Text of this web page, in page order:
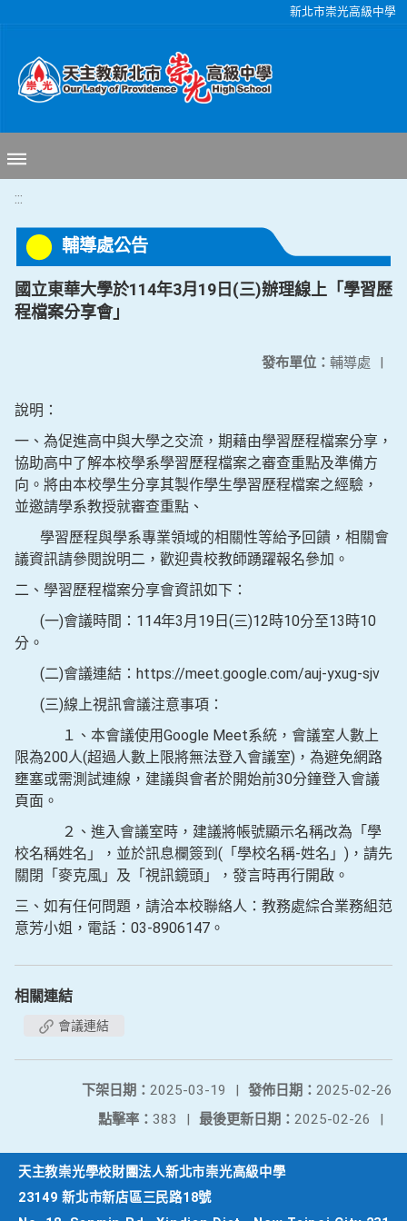
新北市崇光高級中學
:::
輔導處公告
國立東華大學於114年3月19日(三)辦理線上「學習歷
程檔案分享會」
發布單位： 輔導處 |
說明：
一、為促進高中與大學之交流，期藉由學習歷程檔案分享，
協助高中了解本校學系學習歷程檔案之審查重點及準備方
向。將由本校學生分享其製作學生學習歷程檔案之經驗，
並邀請學系教授就審查重點、
學習歷程與學系專業領域的相關性等給予回饋，相關會
議資訊請參閱說明二，歡迎貴校教師踴躍報名參加。
二、學習歷程檔案分享會資訊如下：
(一)會議時間：114年3月19日(三)12時10分至13時10
分。
(二)會議連結：https://meet.google.com/auj-yxug-sjv
(三)線上視訊會議注意事項：
１、本會議使用Google Meet系統，會議室人數上
限為200人(超過人數上限將無法登入會議室)，為避免網路
壅塞或需測試連線，建議與會者於開始前30分鐘登入會議
頁面。
２、進入會議室時，建議將帳號顯示名稱改為「學
校名稱姓名」，並於訊息欄簽到(「學校名稱-姓名」)，請先
關閉「麥克風」及「視訊鏡頭」，發言時再行開啟。
三、如有任何問題，請洽本校聯絡人：教務處綜合業務組范
意芳小姐，電話：03-8906147。
相關連結
會議連結
發佈日期： 2025-02-26
下架日期： 2025-03-19
|
最後更新日期： 2025-02-26 |
點擊率： 383 |
天主教崇光學校財團法人新北市崇光高級中學
23149 新北市新店區三民路18號